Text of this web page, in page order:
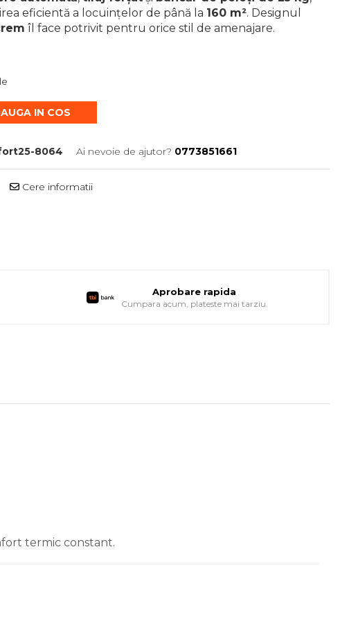
eficientă a locuințelor de până la 160 m². Designul
îl face potrivit pentru orice stil de amenajare.
IN COS
8064 Ai nevoie de ajutor? 0773851661
Cere informatii
Aprobare rapida
Cumpara acum, plateste mai tarziu.
termic constant.